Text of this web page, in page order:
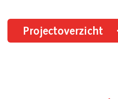
Projectoverzicht